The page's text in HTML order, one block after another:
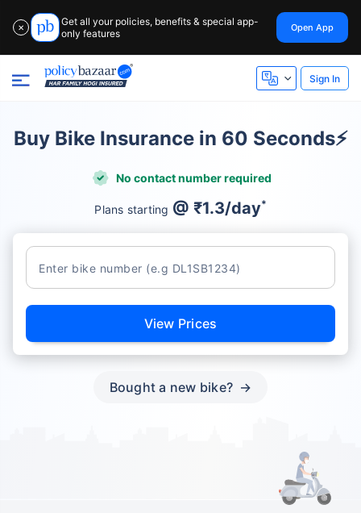
✕
Get all your policies, benefits & special app-
only features
Open App
Sign In
Buy Bike Insurance in 60 Seconds⚡
No contact number required
Plans starting @ ₹1.3/day*
View Prices
Bought a new bike?